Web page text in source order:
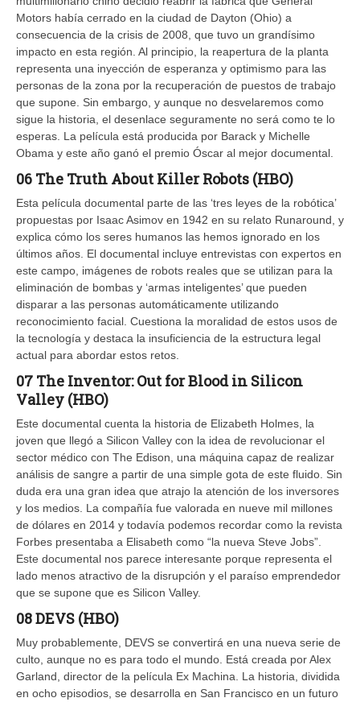
Motors había cerrado en la ciudad de Dayton (Ohio) a
consecuencia de la crisis de 2008, que tuvo un grandísimo
impacto en esta región. Al principio, la reapertura de la planta
representa una inyección de esperanza y optimismo para las
personas de la zona por la recuperación de puestos de trabajo
que supone. Sin embargo, y aunque no desvelaremos como
sigue la historia, el desenlace seguramente no será como te lo
esperas. La película está producida por Barack y Michelle
Obama y este año ganó el premio Óscar al mejor documental.
06 The Truth About Killer Robots (HBO)
Esta película documental parte de las ‘tres leyes de la robótica’
propuestas por Isaac Asimov en 1942 en su relato Runaround, y
explica cómo los seres humanos las hemos ignorado en los
últimos años. El documental incluye entrevistas con expertos en
este campo, imágenes de robots reales que se utilizan para la
eliminación de bombas y ‘armas inteligentes’ que pueden
disparar a las personas automáticamente utilizando
reconocimiento facial. Cuestiona la moralidad de estos usos de
la tecnología y destaca la insuficiencia de la estructura legal
actual para abordar estos retos.
07 The Inventor: Out for Blood in Silicon
Valley (HBO)
Este documental cuenta la historia de Elizabeth Holmes, la
joven que llegó a Silicon Valley con la idea de revolucionar el
sector médico con The Edison, una máquina capaz de realizar
análisis de sangre a partir de una simple gota de este fluido. Sin
duda era una gran idea que atrajo la atención de los inversores
y los medios. La compañía fue valorada en nueve mil millones
de dólares en 2014 y todavía podemos recordar como la revista
Forbes presentaba a Elisabeth como “la nueva Steve Jobs”.
Este documental nos parece interesante porque representa el
lado menos atractivo de la disrupción y el paraíso emprendedor
que se supone que es Silicon Valley.
08 DEVS (HBO)
Muy probablemente, DEVS se convertirá en una nueva serie de
culto, aunque no es para todo el mundo. Está creada por Alex
Garland, director de la película Ex Machina. La historia, dividida
en ocho episodios, se desarrolla en San Francisco en un futuro